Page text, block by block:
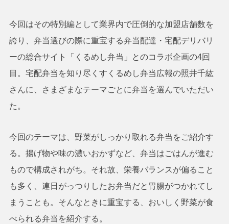
今回はその特別編として業界内で圧倒的な加盟店舗数を
誇り、弁当選びの際に重宝する弁当配達・宅配デリバリ
ーの総合サイト「くるめし弁当」とのコラボ企画の4回
目。宅配弁当を知り尽くすくるめし弁当広報の照井千紘
さんに、さまざまなテーマごとに弁当を選んでいただい
た。
今回のテーマは、野菜がしっかり取れる弁当をご紹介す
る。揚げ物や味の濃いおかずなど、弁当はごはんが進む
もので構成されがち。それ故、栄養バランスが偏ること
も多く、連日がっつりしたお弁当だと胃腸がつかれてし
まうことも。そんなときに重宝する、おいしく野菜が食
べられる弁当を紹介する。